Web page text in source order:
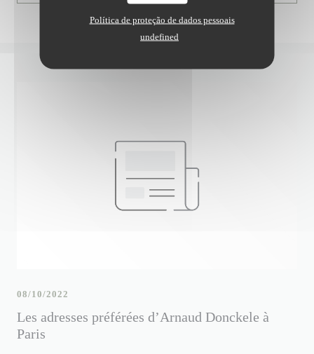
Política de proteção de dados pessoais
undefined
Les adresses préférées d’Arnaud Donckele à
Paris
08/10/2022